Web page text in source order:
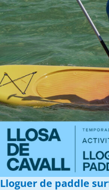
Lloguer de paddle